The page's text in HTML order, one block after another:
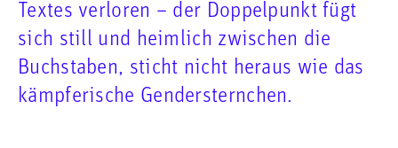
Textes verloren – der Doppelpunkt fügt
sich still und heimlich zwischen die
Buchstaben, sticht nicht heraus wie das
kämpferische Gendersternchen.